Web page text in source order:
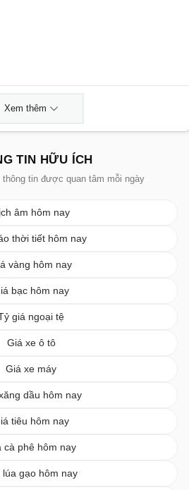
Xem thêm
TIN HỮU ÍCH
thông tin được quan tâm mỗi ngày
âm hôm nay
thời tiết hôm nay
vàng hôm nay
bạc hôm nay
giá ngoại tệ
Giá xe ô tô
Giá xe máy
dầu hôm nay
tiêu hôm nay
cà phê hôm nay
lúa gạo hôm nay